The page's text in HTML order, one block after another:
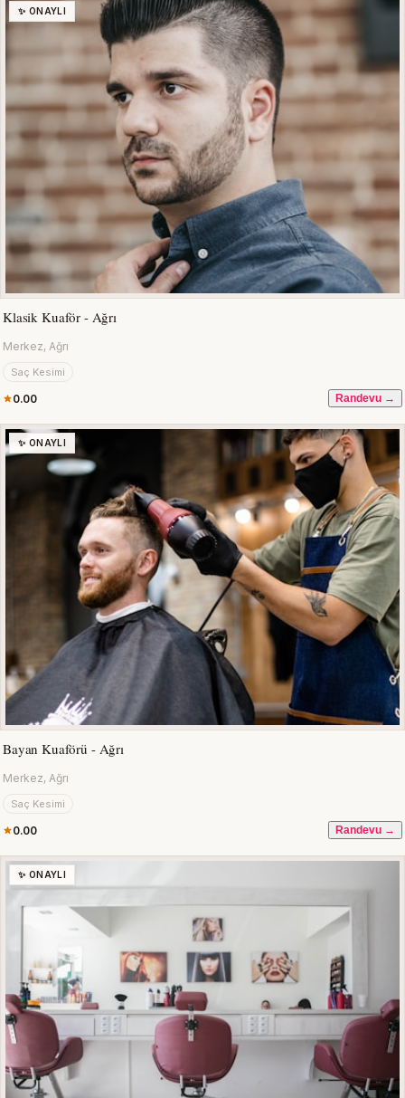
✨ ONAYLI
Klasik Kuaför - Ağrı
Merkez, Ağrı
Saç Kesimi
0.00 Randevu →
✨ ONAYLI
Bayan Kuaförü - Ağrı
Merkez, Ağrı
Saç Kesimi
0.00 Randevu →
✨ ONAYLI